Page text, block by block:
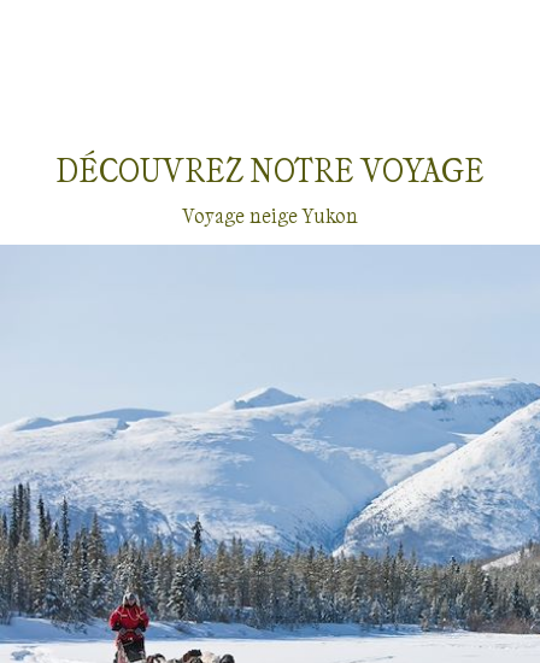
NeigeYukon
DÉCOUVREZ NOTREVOYAGE
Voyage neige Yukon